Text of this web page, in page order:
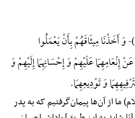
وَ أَخَذْنَا مِیثَاقَهُمْ بِأَنْ یَعْمَلُوا
إِنْعَامِهِمَا عَلَیْهِمْ وَ إِحْسَانِهِمَا إِلَیْهِمْ وَ
وَ تَوْدِیعِهِمَا.
ما از آن‌ها پیمان‌گرفتیم که به پدر